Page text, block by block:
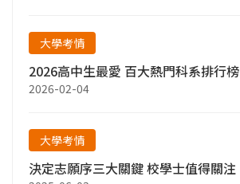
大學考情
2026高中生最愛 百大熱門科系排行榜
2026-02-04
大學考情
決定志願序三大關鍵 校學士值得關注